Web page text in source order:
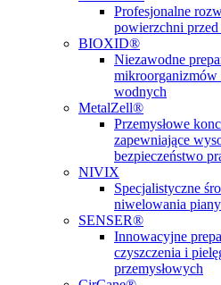
Profesjonalne
powierzchni
BIOXID®
Niezawodne
mikroorganizmów
wodnych
MetalZell®
Przemysłowe
zapewniające
bezpieczeństwo
NIVIX
Specjalistyczne
niwelowania
SENSER®
Innowacyjne
czyszczenia i
przemysłowych